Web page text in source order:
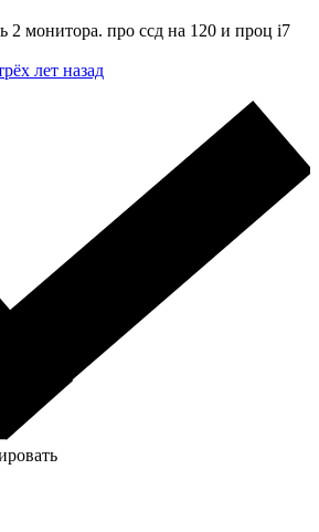
2 монитора. про ссд на 120 и проц i7
лет назад